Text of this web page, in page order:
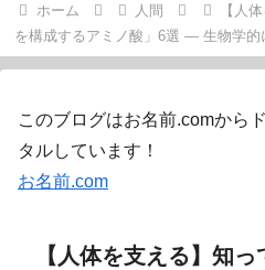
ホーム 人間
【人
を構成するアミノ酸」6選 — 生物学的
このブログはお名前.comから
タルしています！
お名前.com
【人体を支える】知